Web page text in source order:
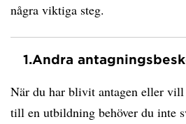
några viktiga steg.
1.Andra
När du har blivit antagen eller vill
till en utbildning behöver du inte